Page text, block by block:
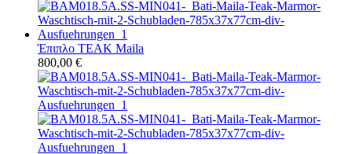
Έπιπλο TEAK Maila
800,00 €